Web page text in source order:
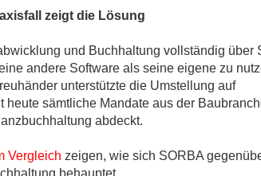
zeigt die Lösung
und Buchhaltung vollständig über
andere Software als seine eigene zu
unterstützte die Umstellung auf
heute sämtliche Mandate aus der
abdeckt.
Vergleich zeigen, wie sich SORBA
behauptet.